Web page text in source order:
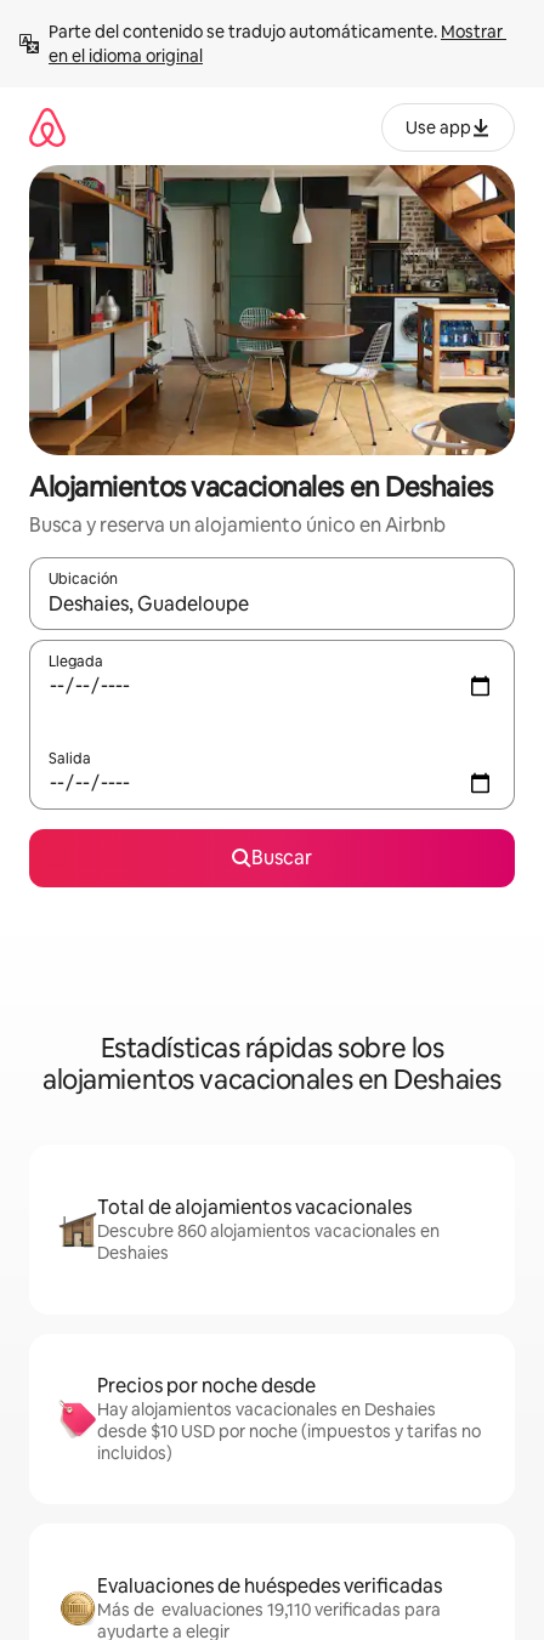
contenido
Parte del contenido se tradujo automáticamente. Mostrar
en el idioma original
Use app
Alojamientos vacacionales en Deshaies
Busca y reserva un alojamiento único en Airbnb
Ubicación
Cuando los resultados estén disponibles, podrás navegar
Llegada
Salida
Buscar
Estadísticas rápidas sobre los
alojamientos vacacionales en Deshaies
Total de alojamientos vacacionales
Descubre 860 alojamientos vacacionales en
Deshaies
Precios por noche desde
Hay alojamientos vacacionales en Deshaies
desde $10 USD por noche (impuestos y tarifas no
incluidos)
Evaluaciones de huéspedes verificadas
Más de evaluaciones 19,110 verificadas para
ayudarte a elegir